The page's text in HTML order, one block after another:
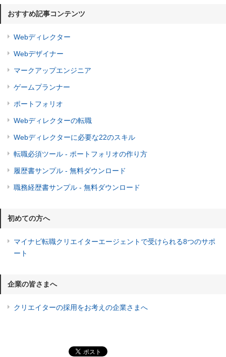
おすすめ記事コンテンツ
Webディレクター
Webデザイナー
マークアップエンジニア
ゲームプランナー
ポートフォリオ
Webディレクターの転職
Webディレクターに必要な22のスキル
転職必須ツール - ポートフォリオの作り方
履歴書サンプル - 無料ダウンロード
職務経歴書サンプル - 無料ダウンロード
初めての方へ
マイナビ転職クリエイターエージェントで受けられる8つのサポ
ート
企業の皆さまへ
クリエイターの採用をお考えの企業さまへ